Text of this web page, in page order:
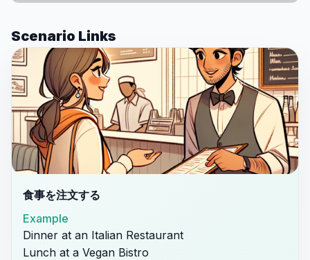
Scenario Links
食事を注文する
Example
Dinner at an Italian Restaurant
Lunch at a Vegan Bistro